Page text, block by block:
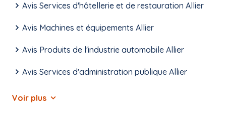
Avis Services d'hôtellerie et de restauration Allier
Avis Machines et équipements Allier
Avis Produits de l'industrie automobile Allier
Avis Services d'administration publique Allier
Voir plus